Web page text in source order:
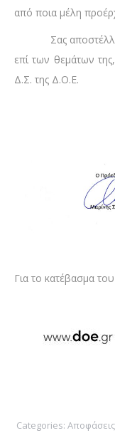
από ποια μέλη
Σας
επί των θεμάτων
Δ.Σ. της Δ.Ο.Ε.
Για το κατέβασμα
Categories: